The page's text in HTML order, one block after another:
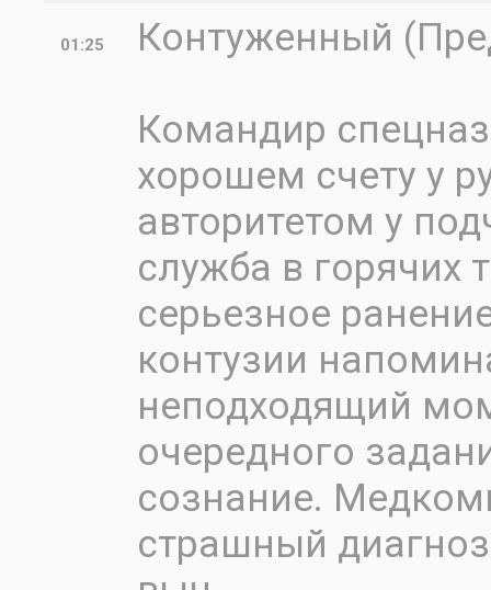
01:25
Контуженный
Командир
хорошем счету у
авторитетом у
служба в горячих
серьезное
контузии
неподходящий
очередного
сознание.
страшный